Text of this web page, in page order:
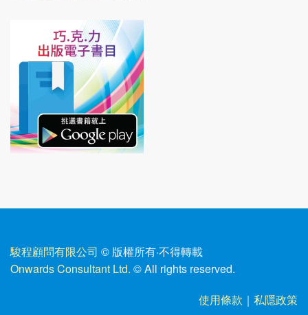
駿程顧問有限公司 © 版權所有·不得轉載
Onwards Consultant Ltd. © All rights reserved.
使用條款 ｜ 私隱政策